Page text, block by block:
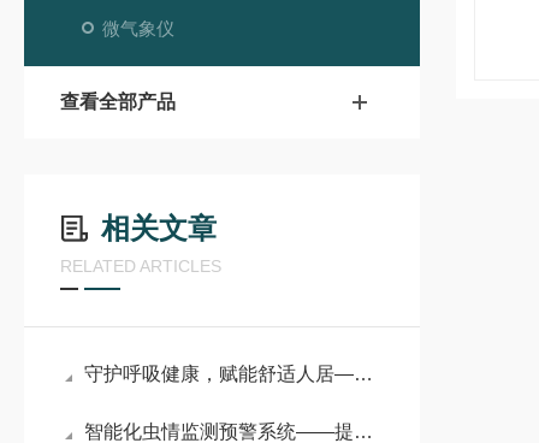
微气象仪
查看全部产品
相关文章
RELATED ARTICLES
守护呼吸健康，赋能舒适人居——一体式室内环境监测系统
智能化虫情监测预警系统——提高工作效率的市电虫情测报灯#2024已更新